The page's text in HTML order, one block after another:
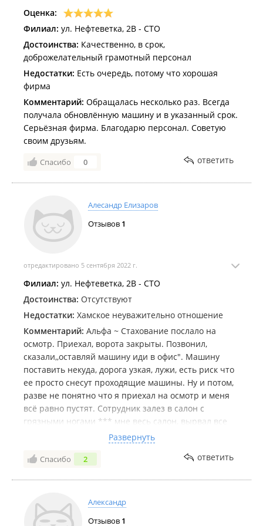
Оценка:
Филиал: ул. Нефтеветка, 2В - СТО
Достоинства: Качественно, в срок,
доброжелательный грамотный персонал
Недостатки: Есть очередь, потому что хорошая
фирма
Комментарий: Обращалась несколько раз. Всегда
получала обновлённую машину и в указанный срок.
Серьёзная фирма. Благодарю персонал. Советую
своим друзьям.
Спасибо 0 ответить
Алесандр Елизаров
Отзывов 1
отредактировано 5 сентября 2022 г.
Филиал: ул. Нефтеветка, 2В - СТО
Достоинства: Отсутствуют
Недостатки: Хамское неуважительно отношение
Комментарий: Альфа ~ Стахование послало на
осмотр. Приехал, ворота закрыты. Позвонил,
сказали,,оставляй машину иди в офис". Машину
поставить некуда, дорога узкая, лужи, есть риск что
ее просто снесут проходящие машины. Ну и потом,
разве не понятно что я приехал на осмотр и меня
всё равно пустят. Сотрудник залез в салон с
грязными ногами *** мне весь салон, вырвал все
запчасти подчёркнуто небрежно и неуважительно
бросил всё на пол бокса. Вырвал дверь, оторвал
бампер,именно вырвал!кувалдой так *** по двери
сказал,, собирайте всё сами". Я сказал что не
расчитывал заниматся этим, поскольку в чистой
Развернуть
Спасибо 2 ответить
Александр
Отзывов 1